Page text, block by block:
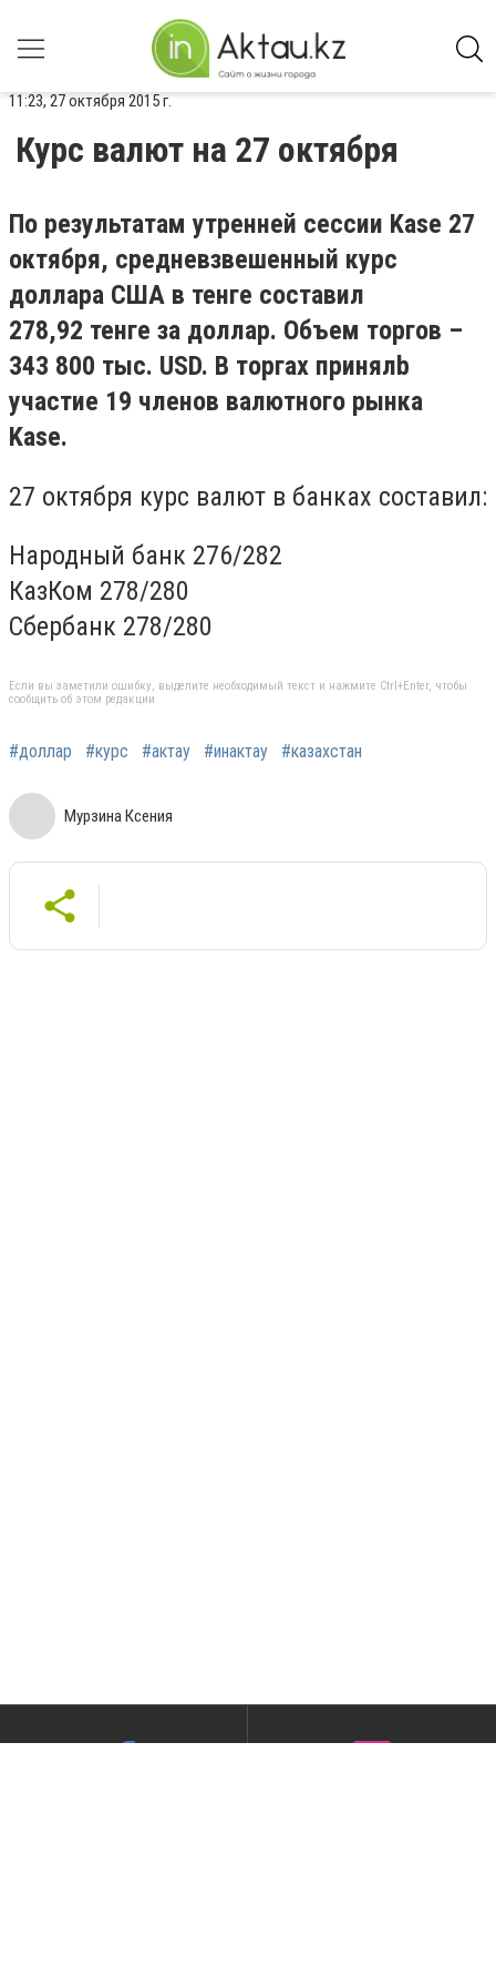
11:23, 27 октября 2015 г.
Курс валют на 27 октября
По результатам утренней сессии Kase 27
октября, cредневзвешенный курс
доллара США в тенге составил
278,92 тенге за доллар. Объем торгов –
343 800 тыс. USD. В торгах принялb
участие 19 членов валютного рынка
Kase.
27 октября курс валют в банках составил:
Народный банк 276/282
КазКом 278/280
Сбербанк 278/280
Если вы заметили ошибку, выделите необходимый текст и нажмите Ctrl+Enter, чтобы
сообщить об этом редакции
#доллар #курс #актау #инактау #казахстан
Мурзина Ксения